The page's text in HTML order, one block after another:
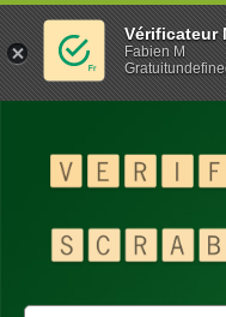
Vérificateur
Fabien M